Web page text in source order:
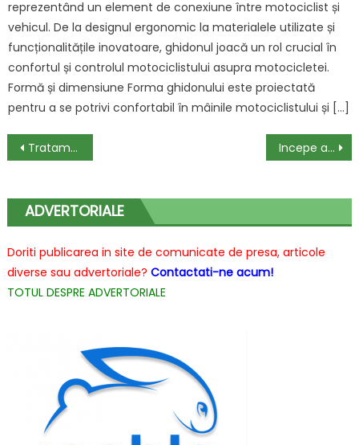
reprezentând un element de conexiune între motociclist și
vehicul. De la designul ergonomic la materialele utilizate și
funcționalitățile inovatoare, ghidonul joacă un rol crucial în
confortul și controlul motociclistului asupra motocicletei.
Formă și dimensiune Forma ghidonului este proiectată
pentru a se potrivi confortabil în mâinile motociclistului și […]
Navigare
articole
Tratamentul eficient al simptomelor asociate diverselor afectiuni oculare Incepe anul 2023 cu un set motor Aprilia SR 50 nou
ADVERTORIALE
Doriti publicarea in site de comunicate de presa, articole
diverse sau advertoriale? Contactati-ne acum!
TOTUL DESPRE ADVERTORIALE